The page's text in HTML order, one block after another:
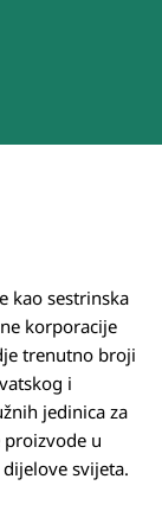
kao sestrinska
korporacije
trenutno broji
i
jedinica za
proizvode u
svijeta.